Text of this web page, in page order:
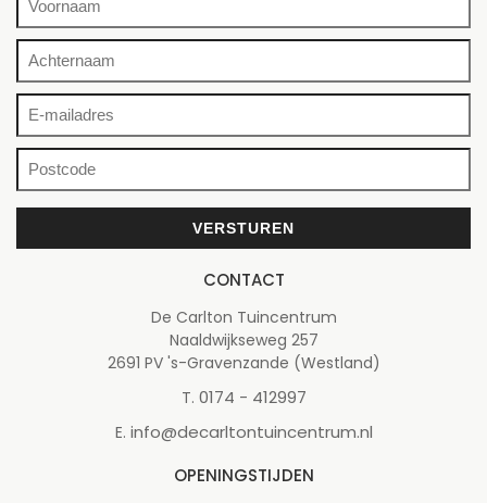
CONTACT
De Carlton Tuincentrum
Naaldwijkseweg 257
2691 PV 's-Gravenzande (Westland)
T. 0174 - 412997
E. info@decarltontuincentrum.nl
OPENINGSTIJDEN